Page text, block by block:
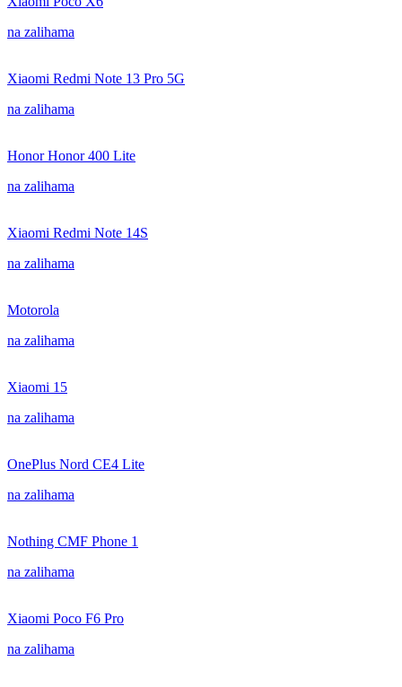
na zalihama
Xiaomi Redmi Note 13 Pro 5G
na zalihama
Honor Honor 400 Lite
na zalihama
Xiaomi Redmi Note 14S
na zalihama
Motorola
na zalihama
Xiaomi 15
na zalihama
OnePlus Nord CE4 Lite
na zalihama
Nothing CMF Phone 1
na zalihama
Xiaomi Poco F6 Pro
na zalihama